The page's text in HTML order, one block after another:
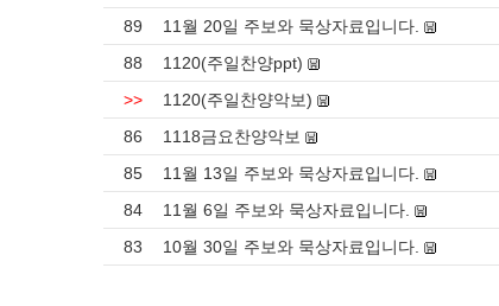
89
11월 20일 주보와 묵상자료입니다.
88
1120(주일찬양ppt)
>>
1120(주일찬양악보)
86
1118금요찬양악보
85
11월 13일 주보와 묵상자료입니다.
84
11월 6일 주보와 묵상자료입니다.
83
10월 30일 주보와 묵상자료입니다.